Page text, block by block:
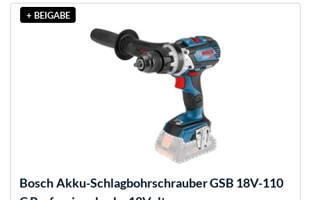
+ BEIGABE
BoschAkku-Schlagbohrschrauber GSB 18V-110